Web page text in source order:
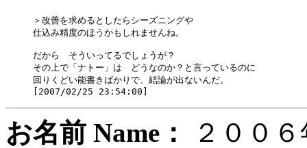
＞改善を求めるとしたらシーズニングや
仕込み精度のほうかもしれませんね。
だから　そういってるでしょうが？
その上で「ナトー」は　どうなのか？と言っているのに
回りくどい能書きばかりで、結論が出ないんだ。
お名前 Name： ２０